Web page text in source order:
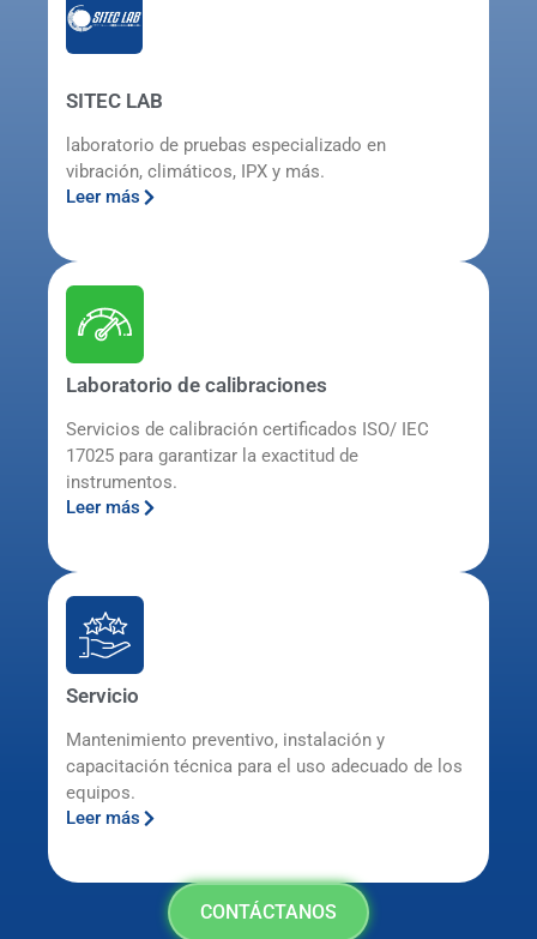
SITEC LAB
laboratorio de pruebas especializado en
vibración, climáticos, IPX y más.
Leer más
Laboratorio de calibraciones
Servicios de calibración certificados ISO/ IEC
17025 para garantizar la exactitud de
instrumentos.
Leer más
Servicio
Mantenimiento preventivo, instalación y
capacitación técnica para el uso adecuado de los
equipos.
Leer más
CONTÁCTANOS